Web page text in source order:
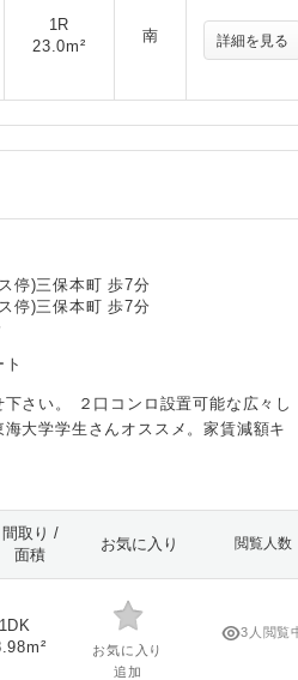
1R
23.0m²
南 詳細を見る
停)三保本町 歩7分
停)三保本町 歩7分
さい。 ２口コンロ設置可能な広々し
大学学生さんオススメ。家賃減額キ
間取り /
面積
お気に入り 閲覧人数
1DK
お気に入り
追加
3人閲覧